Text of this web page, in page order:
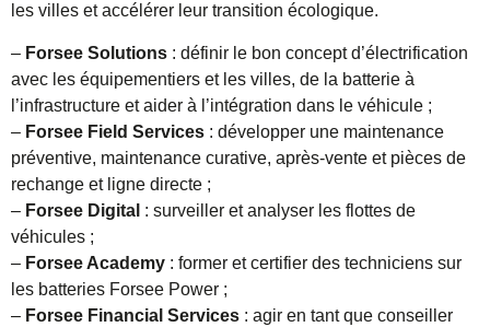
les villes et accélérer leur transition écologique.
– Forsee Solutions : définir le bon concept d’électrification
avec les équipementiers et les villes, de la batterie à
l’infrastructure et aider à l’intégration dans le véhicule ;
– Forsee Field Services : développer une maintenance
préventive, maintenance curative, après-vente et pièces de
rechange et ligne directe ;
– Forsee Digital : surveiller et analyser les flottes de
véhicules ;
– Forsee Academy : former et certifier des techniciens sur
les batteries Forsee Power ;
– Forsee Financial Services : agir en tant que conseiller